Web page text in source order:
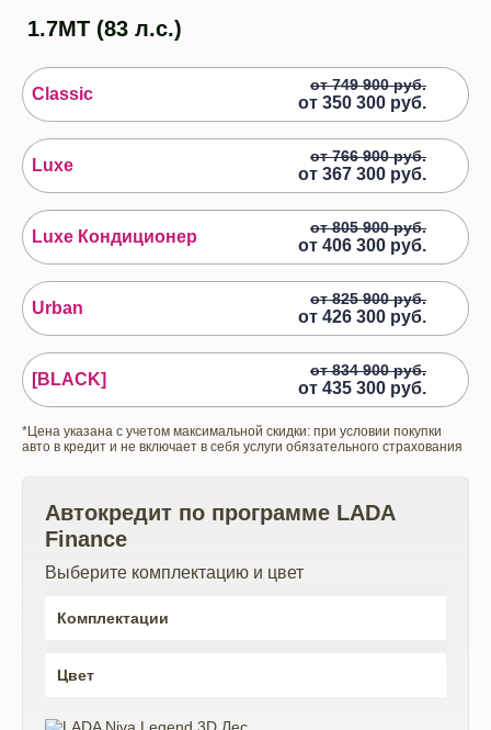
1.7МТ (83 л.с.)
Classic от 749 900 руб.
от 350 300 руб.
Luxe от 766 900 руб.
от 367 300 руб.
Luxe Кондиционер от 805 900 руб.
от 406 300 руб.
Urban от 825 900 руб.
от 426 300 руб.
[BLACK] от 834 900 руб.
от 435 300 руб.
*Цена указана с учетом максимальной скидки: при условии покупки
авто в кредит и не включает в себя услуги обязательного страхования
Автокредит по программе LADA
Finance
Выберите комплектацию и цвет